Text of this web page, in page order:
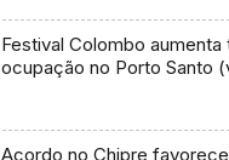
Festival Colombo aumenta
ocupação no Porto Santo
Acordo no Chipre